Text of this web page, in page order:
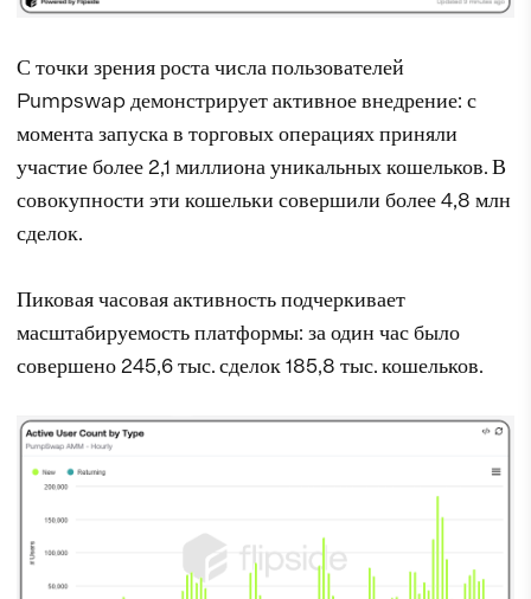
С точки зрения роста числа пользователей
Pumpswap демонстрирует активное внедрение: с
момента запуска в торговых операциях приняли
участие более 2,1 миллиона уникальных кошельков. В
совокупности эти кошельки совершили более 4,8 млн
сделок.
Пиковая часовая активность подчеркивает
масштабируемость платформы: за один час было
совершено 245,6 тыс. сделок 185,8 тыс. кошельков.